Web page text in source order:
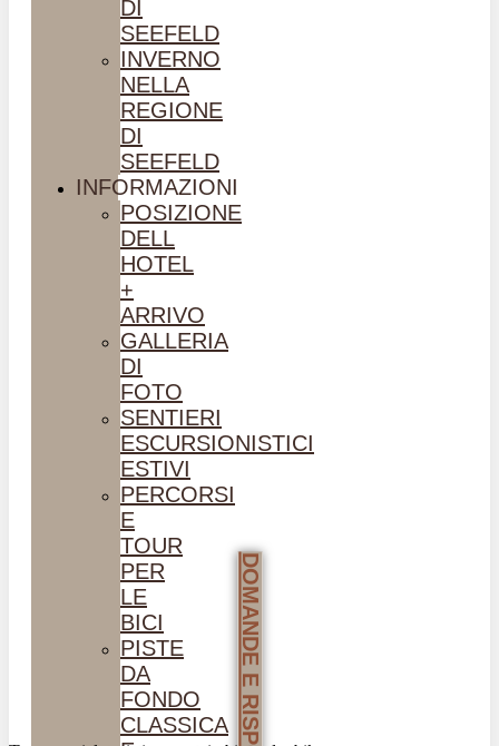
DI
SEEFELD
INVERNO
NELLA
REGIONE
DI
SEEFELD
INFORMAZIONI
POSIZIONE
DELL
HOTEL
+
ARRIVO
GALLERIA
DI
FOTO
SENTIERI
ESCURSIONISTICI
ESTIVI
PERCORSI
E
TOUR
PER
LE
BICI
PISTE
DA
FONDO
CLASSICA DOMANDE E RISPOSTE